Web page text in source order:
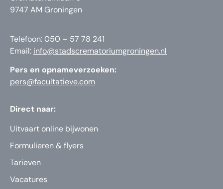
9747 AM Groningen
Telefoon: 050 – 57 78 241
Email: info@stadscrematoriumgroningen.nl
Pers en opnameverzoeken:
pers@facultatieve.com
Direct naar:
Uitvaart online bijwonen
Formulieren & flyers
Tarieven
Vacatures